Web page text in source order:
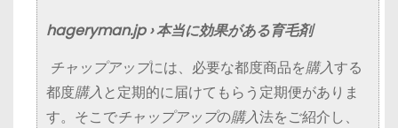
hageryman.jp › 本当に効果がある育毛剤
チャップアップには、必要な都度商品を購入する
都度購入と定期的に届けてもらう定期便がありま
す。そこでチャップアップの購入法をご紹介し、